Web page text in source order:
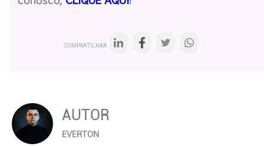
COMPARTILHAR
AUTOR
EVERTON